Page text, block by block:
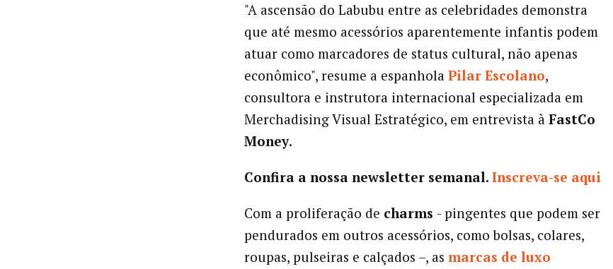
"A ascensão do Labubu entre as celebridades demonstra
que até mesmo acessórios aparentemente infantis podem
atuar como marcadores de status cultural, não apenas
econômico", resume a espanhola Pilar Escolano,
consultora e instrutora internacional especializada em
Merchadising Visual Estratégico, em entrevista à FastCo
Money.
Confira a nossa newsletter semanal. Inscreva-se aqui
Com a proliferação de charms - pingentes que podem ser
pendurados em outros acessórios, como bolsas, colares,
roupas, pulseiras e calçados –, as marcas de luxo